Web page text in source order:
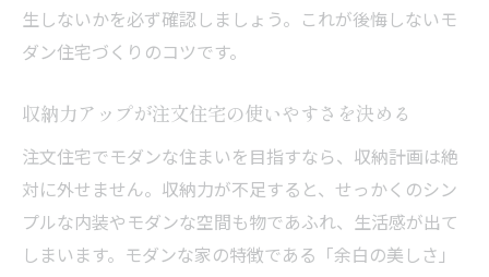
生しないかを必ず確認しましょう。これが後悔しないモ
ダン住宅づくりのコツです。
収納力アップが注文住宅の使いやすさを決める
注文住宅でモダンな住まいを目指すなら、収納計画は絶
対に外せません。収納力が不足すると、せっかくのシン
プルな内装やモダンな空間も物であふれ、生活感が出て
しまいます。モダンな家の特徴である「余白の美しさ」